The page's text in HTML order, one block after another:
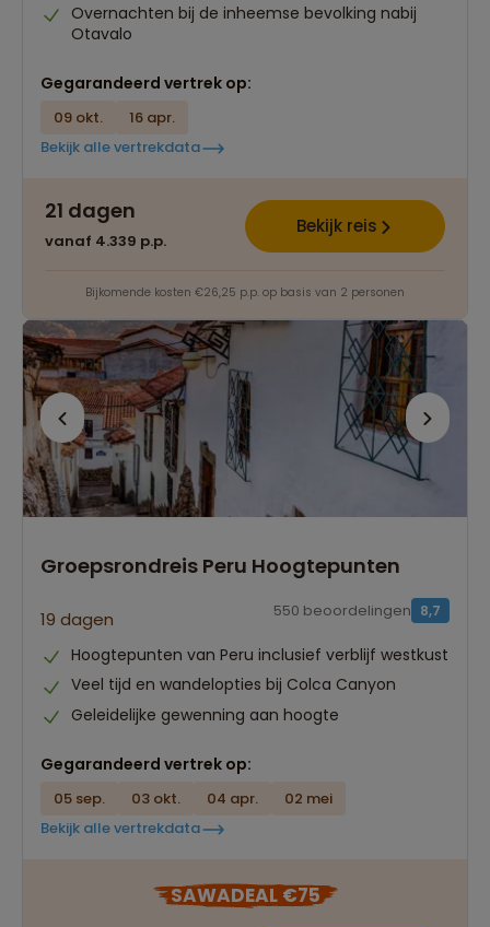
Overnachten bij de inheemse bevolking nabij
Otavalo
Gegarandeerd vertrek op:
09 okt.
16 apr.
Bekijk alle vertrekdata
21 dagen
vanaf 4.339 p.p.
Bekijk reis
Bijkomende kosten €26,25 p.p. op basis van 2 personen
Groepsrondreis Peru Hoogtepunten
19 dagen 8,7
550 beoordelingen
Hoogtepunten van Peru inclusief verblijf westkust
Veel tijd en wandelopties bij Colca Canyon
Geleidelijke gewenning aan hoogte
Gegarandeerd vertrek op:
05 sep. 03 okt. 04 apr.
02 mei
Bekijk alle vertrekdata
SAWADEAL €75